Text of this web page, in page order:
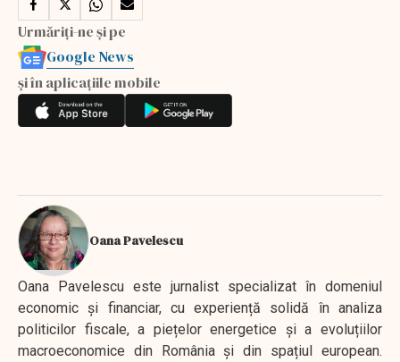
Urmăriți-ne și pe
Google News
și în aplicațiile mobile
Oana Pavelescu
Oana Pavelescu este jurnalist specializat în domeniul
economic și financiar, cu experiență solidă în analiza
politicilor fiscale, a piețelor energetice și a evoluțiilor
macroeconomice din România și din spațiul european.